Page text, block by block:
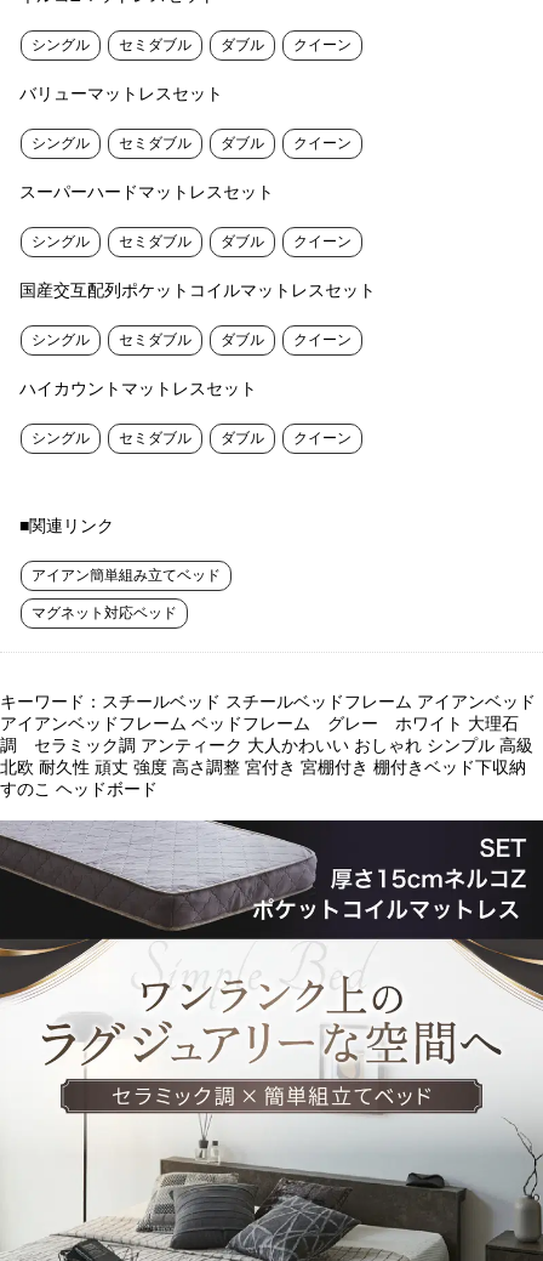
シングル セミダブル ダブル クイーン
バリューマットレスセット
シングル セミダブル ダブル クイーン
スーパーハードマットレスセット
シングル セミダブル ダブル クイーン
国産交互配列ポケットコイルマットレスセット
シングル セミダブル ダブル クイーン
ハイカウントマットレスセット
シングル セミダブル ダブル クイーン
■関連リンク
アイアン簡単組み立てベッド
マグネット対応ベッド
キーワード：スチールベッド スチールベッドフレーム アイアンベッド
アイアンベッドフレーム ベッドフレーム グレー ホワイト 大理石
調 セラミック調 アンティーク 大人かわいい おしゃれ シンプル 高級
北欧 耐久性 頑丈 強度 高さ調整 宮付き 宮棚付き 棚付きベッド下収納
すのこ ヘッドボード